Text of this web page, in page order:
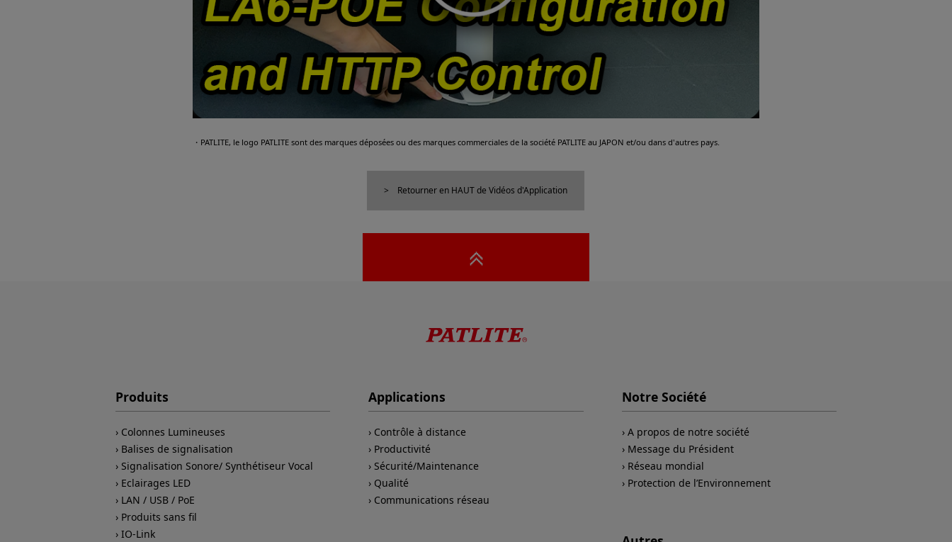
・PATLITE, le logo PATLITE sont des marques déposées ou des marques commerciales de la société PATLITE au JAPON et/ou dans d'autres pays.
Retourner en HAUT de Vidéos d'Application
Produits
Colonnes Lumineuses
Balises de signalisation
Signalisation Sonore/ Synthétiseur Vocal
Eclairages LED
LAN / USB / PoE
Produits sans fil
IO-Link
Applications
Contrôle à distance
Productivité
Sécurité/Maintenance
Qualité
Communications réseau
Notre Société
A propos de notre société
Message du Président
Réseau mondial
Protection de l’Environnement